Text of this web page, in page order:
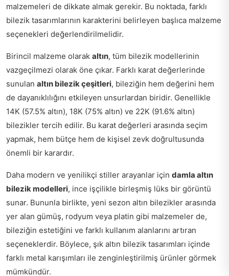
malzemeleri de dikkate almak gerekir. Bu noktada, farklı
bilezik tasarımlarının karakterini belirleyen başlıca malzeme
seçenekleri değerlendirilmelidir.
Birincil malzeme olarak altın, tüm bilezik modellerinin
vazgeçilmezi olarak öne çıkar. Farklı karat değerlerinde
sunulan altın bilezik çeşitleri, bileziğin hem değerini hem
de dayanıklılığını etkileyen unsurlardan biridir. Genellikle
14K (57.5% altın), 18K (75% altın) ve 22K (91.6% altın)
bilezikler tercih edilir. Bu karat değerleri arasında seçim
yapmak, hem bütçe hem de kişisel zevk doğrultusunda
önemli bir karardır.
Daha modern ve yenilikçi stiller arayanlar için damla altın
bilezik modelleri, ince işçilikle birleşmiş lüks bir görüntü
sunar. Bununla birlikte, yeni sezon altın bilezikler arasında
yer alan gümüş, rodyum veya platin gibi malzemeler de,
bileziğin estetiğini ve farklı kullanım alanlarını artıran
seçeneklerdir. Böylece, şık altın bilezik tasarımları içinde
farklı metal karışımları ile zenginleştirilmiş ürünler görmek
mümkündür.